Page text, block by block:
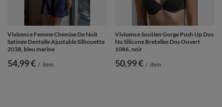
Vivisence Femme Chemise De Nuit
Satinée Dentelle Ajustable Silhouette
2038, bleu marine
54,99 € / item
Vivisence Soutien Gorge Push Up Dos
Nu Silicone Bretelles Dos Ouvert
1086, noir
50,99 € / item